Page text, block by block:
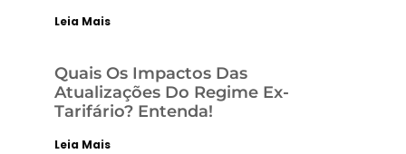
Leia Mais
Quais Os Impactos Das
Atualizações Do Regime Ex-
Tarifário? Entenda!
Leia Mais